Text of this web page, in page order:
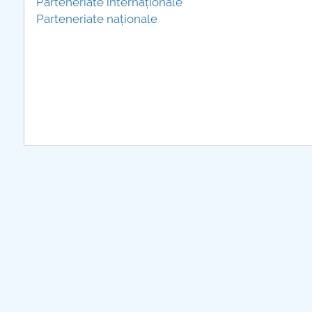
Parteneriate naționale